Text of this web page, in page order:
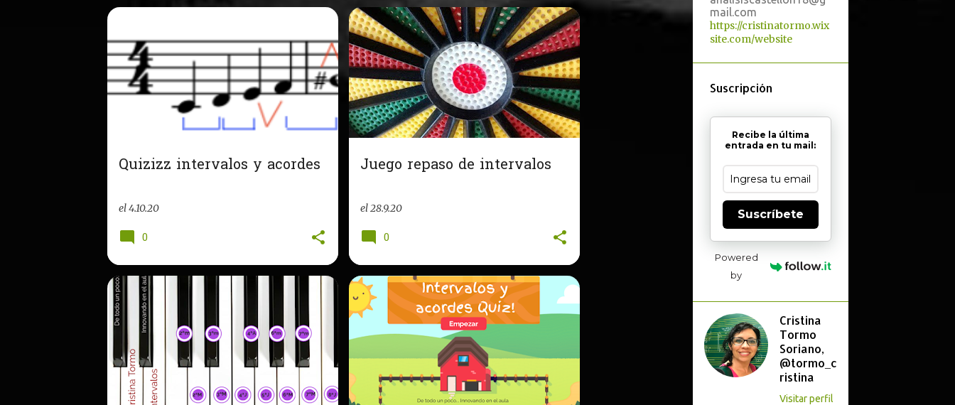
Quizizz intervalos y acordes
el4.10.20
0
Juego repaso de intervalos
el28.9.20
0
mail.com
https://cristinatormo.wix
site.com/website
Suscripción
Recibe la última
entrada en tu mail:
Suscríbete
Powered
by
Cristina
Tormo
Soriano,
@tormo_c
ristina
Visitar perfil